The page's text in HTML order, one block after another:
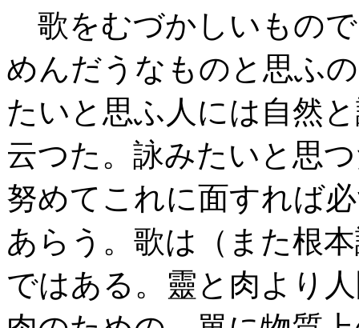
歌をむづかしいもの
めんだうなものと思ふ
たいと思ふ人には自然
云つた。詠みたいと思
努めてこれに面すれば
あらう。歌は（また根
ではある。靈と肉より